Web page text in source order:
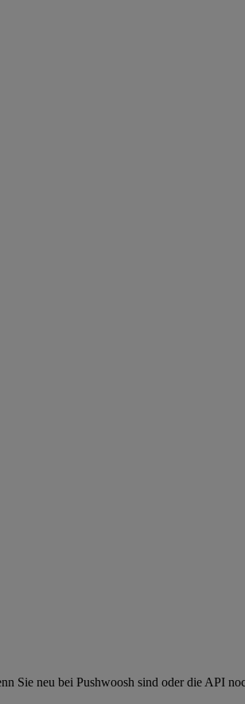
Sie neu bei Pushwoosh sind oder die API